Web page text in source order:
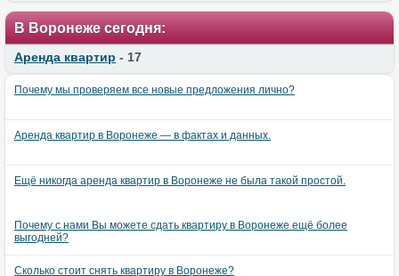
В Воронеже сегодня:
Аренда квартир - 17
Почему мы проверяем все новые предложения лично?
Аренда квартир в Воронеже — в фактах и данных.
Ещё никогда аренда квартир в Воронеже не была такой простой.
Почему с нами Вы можете сдать квартиру в Воронеже ещё более
выгодней?
Сколько стоит снять квартиру в Воронеже?